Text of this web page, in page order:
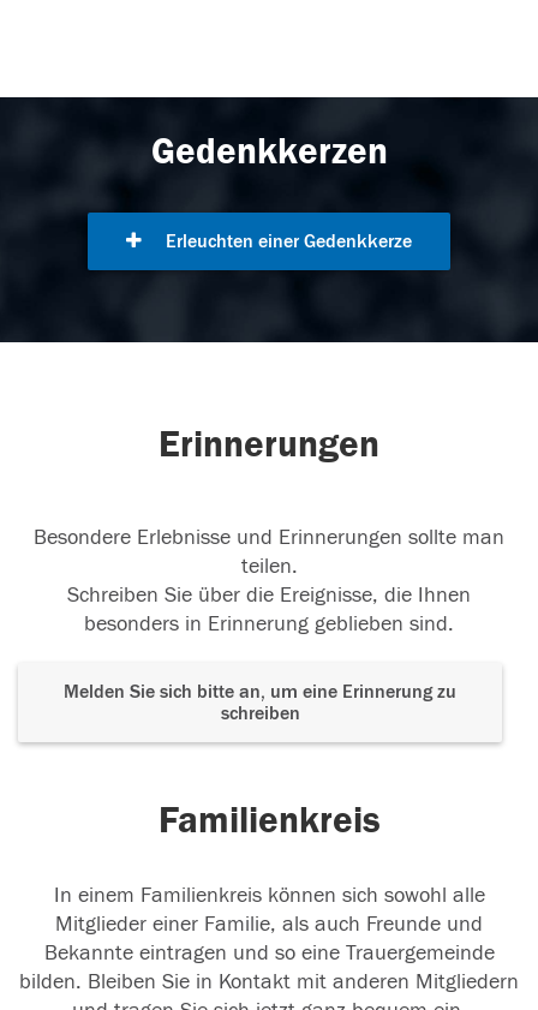
Gedenkkerzen
Erleuchten einer Gedenkkerze
Erinnerungen
Besondere Erlebnisse und Erinnerungen sollte man
teilen.
Schreiben Sie über die Ereignisse, die Ihnen
besonders in Erinnerung geblieben sind.
Melden Sie sich bitte an, um eine Erinnerung zu
schreiben
Familienkreis
In einem Familienkreis können sich sowohl alle
Mitglieder einer Familie, als auch Freunde und
Bekannte eintragen und so eine Trauergemeinde
bilden. Bleiben Sie in Kontakt mit anderen Mitgliedern